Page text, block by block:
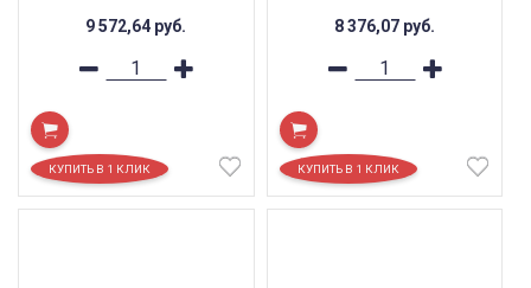
9 572,64 руб. 8 376,07 руб.